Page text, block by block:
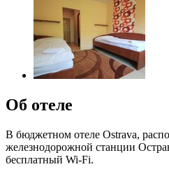
Об отеле
В бюджетном отеле Ostrava,
железнодорожной станции
бесплатный Wi-Fi.